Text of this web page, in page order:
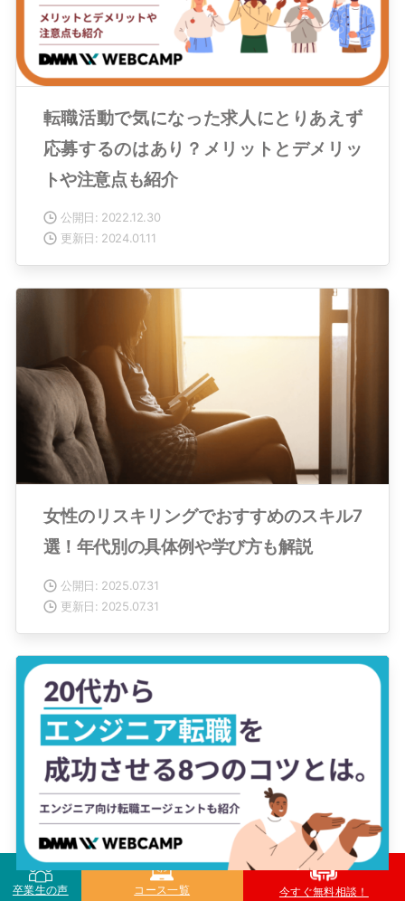
卒業生の声 コース一覧 今すぐ無料相談！
転職活動で気になった求人にとりあえず
応募するのはあり？メリットとデメリッ
トや注意点も紹介
公開日: 2022.12.30
更新日: 2024.01.11
女性のリスキリングでおすすめのスキル7
選！年代別の具体例や学び方も解説
公開日: 2025.07.31
更新日: 2025.07.31